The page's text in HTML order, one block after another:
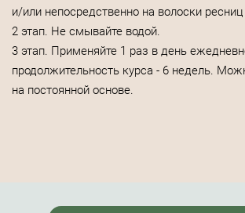
и/или непосредственно на волоски
2 этап. Не смывайте водой.
3 этап. Применяйте 1 раз в день
продолжительность курса - 6 недель.
на постоянной основе.